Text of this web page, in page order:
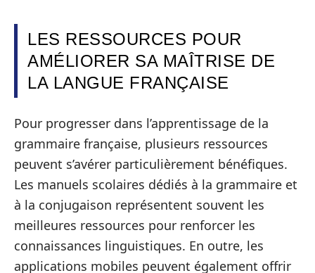
LES RESSOURCES POUR
AMÉLIORER SA MAÎTRISE DE
LA LANGUE FRANÇAISE
Pour progresser dans l’apprentissage de la
grammaire française, plusieurs ressources
peuvent s’avérer particulièrement bénéfiques.
Les manuels scolaires dédiés à la grammaire et
à la conjugaison représentent souvent les
meilleures ressources pour renforcer les
connaissances linguistiques. En outre, les
applications mobiles peuvent également offrir